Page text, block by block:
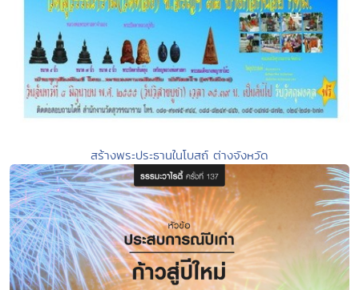
สร้างพระประธานในโบสถ์ ต่างจังหวัด